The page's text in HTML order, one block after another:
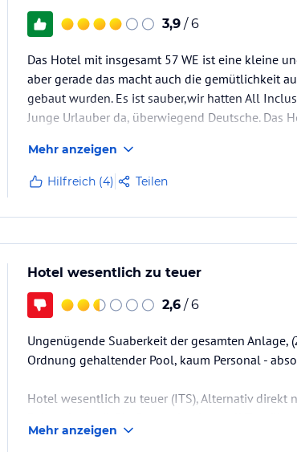
3,9 / 6
Das Hotel mit insgesamt 57 WE ist eine kleine
aber gerade das macht auch die gemütlichkeit
gebaut wurden. Es ist sauber,wir hatten All
Junge Urlauber da, überwiegend Deutsche. Das
Also man sollte auf jeden fall in den Oasipark
Mehr anzeigen
Hilfreich (4) Teilen
Hotel wesentlich zu teuer
2,6 / 6
Ungenügende Suaberkeit der gesamten
Ordnung gehaltender Pool, kaum Personal -
Hotel wesentlich zu teuer (ITS), Alternativ direkt
Mehr anzeigen